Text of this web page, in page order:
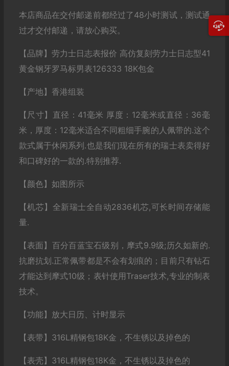
本店商品在交付邮递前都经过了48小时测试，测试通
过才交付邮递，请放心购买。
【品牌】劳力士日志表报价 高仿复刻劳力士日志型41
黄金钢牙罗马标男表126333 18K包金
【产地】香港组装
【尺寸】直径：41毫米 厚度：12毫米或直径：36毫
米，厚度：12毫米适合不同粗细手腕的人佩带的.这个
款式属于休闲系列.也是我们现在所有的瑞士表卖得好
和口碑好的一款的.特别推荐.
【颜色】如图所示
【机芯】全新瑞士全自动2836机芯,可长时间存储能
量.
【表面】百分百蓝宝石级别，摩式9.9级;历久如新的.
抗磨抗划.正常佩带都是不会有划痕的；目前只有钻石
才能达到摩式10级；表针使用Traser技术,专业的制表
技术。
【功能】放大日历、计时显示
【表带】316L精钢包18K金，不生锈以及掉色的
【表壳】316L精钢包18K金，不生锈以及掉色的